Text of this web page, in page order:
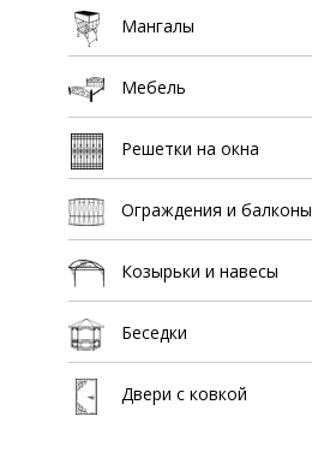
Мангалы
Мебель
Решетки на окна
Ограждения и балконы
Козырьки и навесы
Беседки
Двери с ковкой